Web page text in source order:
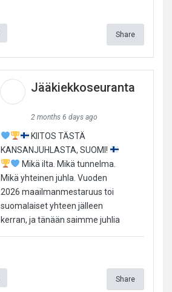
Share
Jääkiekkoseuranta
2 months 6 days ago
KIITOS TÄSTÄ
KANSANJUHLASTA, SUOMI!
Mikä ilta. Mikä tunnelma.
Mikä yhteinen juhla. Vuoden
2026 maailmanmestaruus toi
suomalaiset yhteen jälleen
kerran, ja tänään saimme juhlia
Share